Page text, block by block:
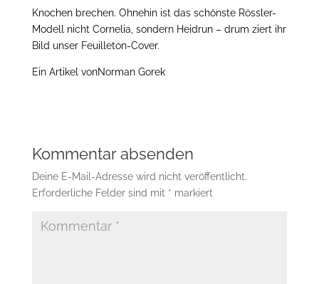
Knochen brechen. Ohnehin ist das schönste Rössler-
Modell nicht Cornelia, sondern Heidrun – drum ziert ihr
Bild unser Feuilleton-Cover.
Ein Artikel vonNorman Gorek
Kommentar absenden
Deine E-Mail-Adresse wird nicht veröffentlicht.
Erforderliche Felder sind mit * markiert